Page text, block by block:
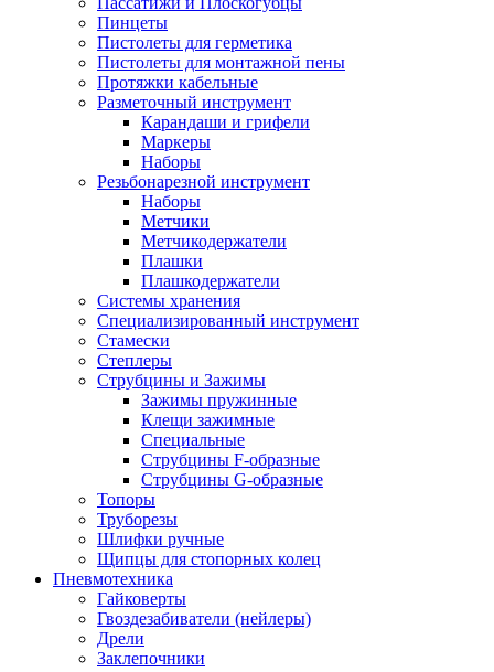
Пинцеты
Пистолеты для герметика
Пистолеты для монтажной пены
Протяжки кабельные
Разметочный инструмент
Карандаши и грифели
Маркеры
Наборы
Резьбонарезной инструмент
Наборы
Метчики
Метчикодержатели
Плашки
Плашкодержатели
Системы хранения
Специализированный инструмент
Стамески
Степлеры
Струбцины и Зажимы
Зажимы пружинные
Клещи зажимные
Специальные
Струбцины F-образные
Струбцины G-образные
Топоры
Труборезы
Шлифки ручные
Щипцы для стопорных колец
Пневмотехника
Гайковерты
Гвоздезабиватели (нейлеры)
Дрели
Заклепочники